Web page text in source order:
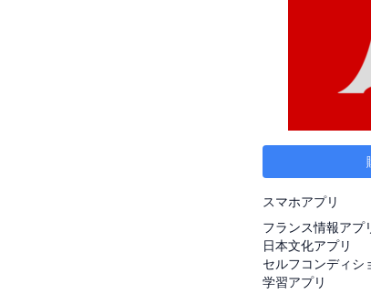
スマホアプリ
フランス情報アプ
日本文化アプリ
セルフコンディシ
学習アプリ